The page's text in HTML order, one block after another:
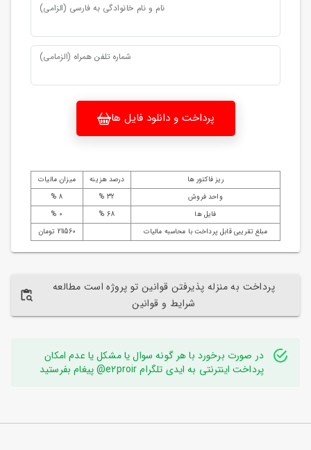
نام و نام خانوادگی به فارسی (الزامی)
شماره تلفن همراه (الزمامی)
پرداخت و دانلود فایل ها
ریز فاکتور ها درصد هزینه
میزان مالیات
واحد فروش
32 %
8 %
فایل ها
68 %
0 %
مبلغ تقریبی قابل پرداخت با محاسبه مالیات
211560 تومان
پرداخت به منزله پذیرفتن قوانین تو پروژه است مطالعه
شرایط و قوانین
در صورت برخورد با هر گونه سوال یا مشکل یا عدم امکان
پرداخت اینترنتی به ایدی تلگرام e2proir@ پیغام بفرستید